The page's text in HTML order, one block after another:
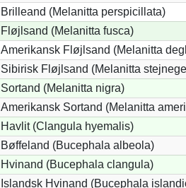
Brilleand (Melanitta perspicillata)
Fløjlsand (Melanitta fusca)
Amerikansk Fløjlsand (Melanitta
Sibirisk Fløjlsand (Melanitta
Sortand (Melanitta nigra)
Amerikansk Sortand (Melanitta
Havlit (Clangula hyemalis)
Bøffeland (Bucephala albeola)
Hvinand (Bucephala clangula)
Islandsk Hvinand (Bucephala